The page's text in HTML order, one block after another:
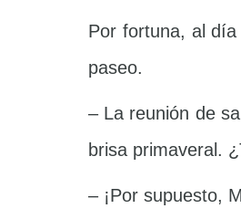
Por fortuna, al
paseo.
– La reunión de
brisa primaveral.
– ¡Por supuesto,